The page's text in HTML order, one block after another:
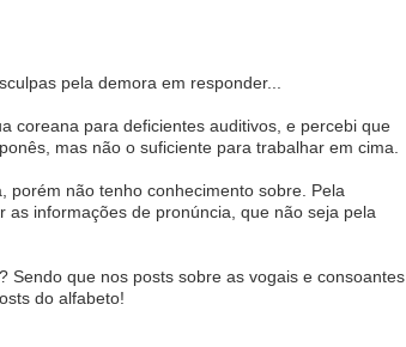
pela demora em responder...
coreana para deficientes auditivos, e percebi que
mas não o suficiente para trabalhar em cima.
porém não tenho conhecimento sobre. Pela
informações de pronúncia, que não seja pela
que nos posts sobre as vogais e consoantes
do alfabeto!